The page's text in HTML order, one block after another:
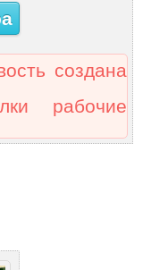
создана
рабочие